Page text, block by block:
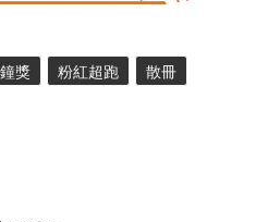
獎 粉紅超跑 散冊